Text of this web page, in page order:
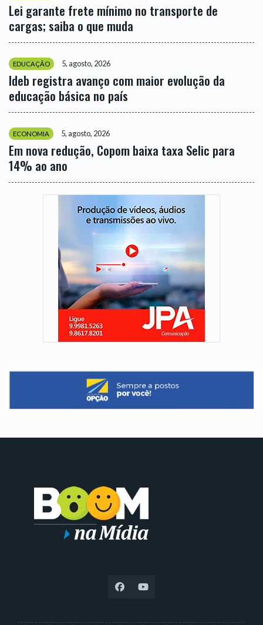
Lei garante frete mínimo no transporte de
cargas; saiba o que muda
EDUCAÇÃO 5, agosto, 2026
Ideb registra avanço com maior evolução da
educação básica no país
ECONOMIA 5, agosto, 2026
Em nova redução, Copom baixa taxa Selic para
14% ao ano